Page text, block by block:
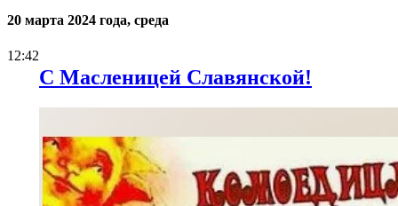
20 марта 2024 года, среда
12:42
С Масленицей Славянской!